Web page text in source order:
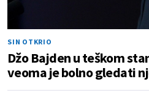
SIN OTKRIO
Džo Bajden u teškom
veoma je bolno gledati